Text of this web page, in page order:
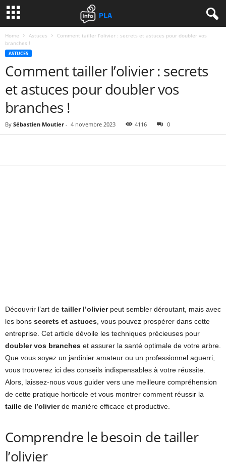
Home Astuces
Comment tailler l’olivier : secrets et astuces pour doubler vos
branches !
ASTUCES
Comment tailler l’olivier : secrets
et astuces pour doubler vos
branches !
By Sébastien Moutier - 4 novembre 2023 4116 0
Découvrir l’art de tailler l’olivierpeut sembler déroutant, mais avec
les bons secrets et astuces , vous pouvez prospérer dans cette
entreprise. Cet article dévoile les techniques précieuses pour
doubler vos branches et assurer la santé optimale de votre arbre.
Que vous soyez un jardinier amateur ou un professionnel aguerri,
vous trouverez ici des conseils indispensables à votre réussite.
Alors, laissez-nous vous guider vers une meilleure compréhension
de cette pratique horticole et vous montrer comment réussir la
taille de l’olivierde manière efficace et productive.
Comprendre le besoin de tailler
l’olivier